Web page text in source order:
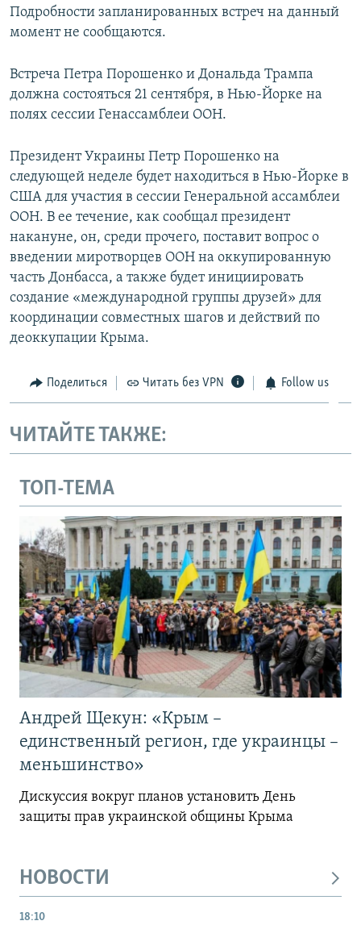
Подробности запланированных встреч на данный
момент не сообщаются.
Встреча Петра Порошенко и Дональда Трампа
должна состояться 21 сентября, в Нью-Йорке на
полях сессии Генассамблеи ООН.
Президент Украины Петр Порошенко на
следующей неделе будет находиться в Нью-Йорке в
США для участия в сессии Генеральной ассамблеи
ООН. В ее течение, как сообщал президент
накануне, он, среди прочего, поставит вопрос о
введении миротворцев ООН на оккупированную
часть Донбасса, а также будет инициировать
создание «международной группы друзей» для
координации совместных шагов и действий по
деоккупации Крыма.
Поделиться Читать без VPN Follow us
ЧИТАЙТЕ ТАКЖЕ:
ТОП-ТЕМА
Андрей Щекун: «Крым –
единственный регион, где украинцы –
меньшинство»
Дискуссия вокруг планов установить День
защиты прав украинской общины Крыма
НОВОСТИ
18:10